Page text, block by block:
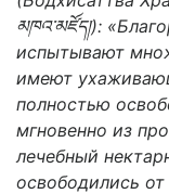
མཁའ་མཛོད།):
испытывают
имеют
полностью
мгновенно из
лечебный
освободились